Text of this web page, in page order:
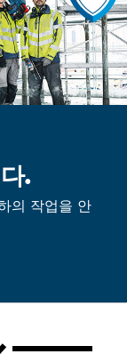
.
의 작업을 안